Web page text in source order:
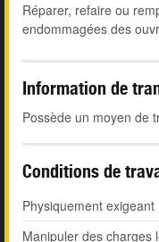
Réparer, refaire ou
endommagées des
Information de
Possède un moyen de
Conditions de
Physiquement exigeant
Manipuler des charges